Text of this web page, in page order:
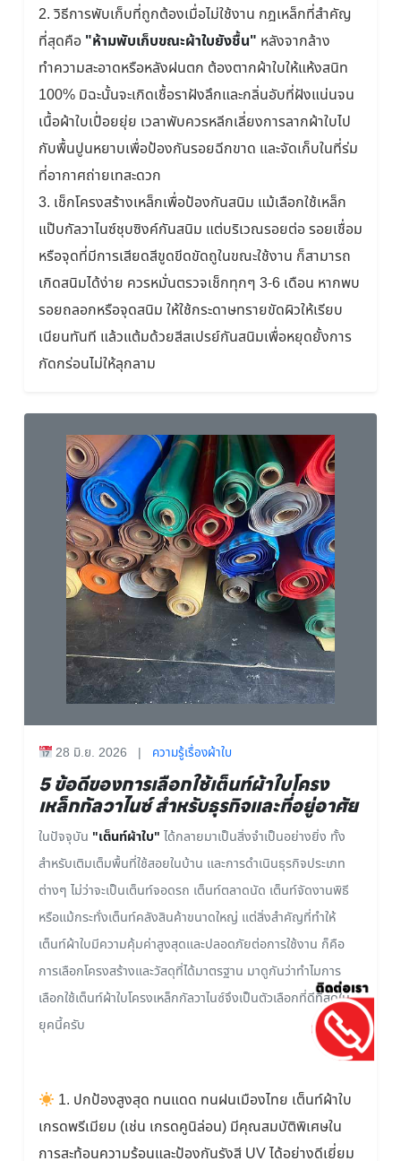
2. วิธีการพับเก็บที่ถูกต้องเมื่อไม่ใช้งาน กฎเหล็กที่สำคัญ
ที่สุดคือ "ห้ามพับเก็บขณะผ้าใบยังชื้น" หลังจากล้าง
ทำความสะอาดหรือหลังฝนตก ต้องตากผ้าใบให้แห้งสนิท
100% มิฉะนั้นจะเกิดเชื้อราฝังลึกและกลิ่นอับที่ฝังแน่นจน
เนื้อผ้าใบเปื่อยยุ่ย เวลาพับควรหลีกเลี่ยงการลากผ้าใบไป
กับพื้นปูนหยาบเพื่อป้องกันรอยฉีกขาด และจัดเก็บในที่ร่ม
ที่อากาศถ่ายเทสะดวก
3. เช็กโครงสร้างเหล็กเพื่อป้องกันสนิม แม้เลือกใช้เหล็ก
แป๊บกัลวาไนซ์ชุบซิงค์กันสนิม แต่บริเวณรอยต่อ รอยเชื่อม
หรือจุดที่มีการเสียดสีขูดขีดขัดถูในขณะใช้งาน ก็สามารถ
เกิดสนิมได้ง่าย ควรหมั่นตรวจเช็กทุกๆ 3-6 เดือน หากพบ
รอยถลอกหรือจุดสนิม ให้ใช้กระดาษทรายขัดผิวให้เรียบ
เนียนทันที แล้วแต้มด้วยสีสเปรย์กันสนิมเพื่อหยุดยั้งการ
กัดกร่อนไม่ให้ลุกลาม
28 มิ.ย. 2026 | ความรู้เรื่องผ้าใบ
5 ข้อดีของการเลือกใช้เต็นท์ผ้าใบโครง
เหล็กกัลวาไนซ์ สำหรับธุรกิจและที่อยู่อาศัย
ในปัจจุบัน "เต็นท์ผ้าใบ" ได้กลายมาเป็นสิ่งจำเป็นอย่างยิ่ง ทั้ง
สำหรับเติมเต็มพื้นที่ใช้สอยในบ้าน และการดำเนินธุรกิจประเภท
ต่างๆ ไม่ว่าจะเป็นเต็นท์จอดรถ เต็นท์ตลาดนัด เต็นท์จัดงานพิธี
หรือแม้กระทั่งเต็นท์คลังสินค้าขนาดใหญ่ แต่สิ่งสำคัญที่ทำให้
เต็นท์ผ้าใบมีความคุ้มค่าสูงสุดและปลอดภัยต่อการใช้งาน ก็คือ
การเลือกโครงสร้างและวัสดุที่ได้มาตรฐาน มาดูกันว่าทำไมการ
เลือกใช้เต็นท์ผ้าใบโครงเหล็กกัลวาไนซ์จึงเป็นตัวเลือกที่ดีที่สุดใน
ยุคนี้ครับ
1. ปกป้องสูงสุด ทนแดด ทนฝนเมืองไทย เต็นท์ผ้าใบ
เกรดพรีเมียม (เช่น เกรดคูนิล่อน) มีคุณสมบัติพิเศษใน
การสะท้อนความร้อนและป้องกันรังสี UV ได้อย่างดีเยี่ยม